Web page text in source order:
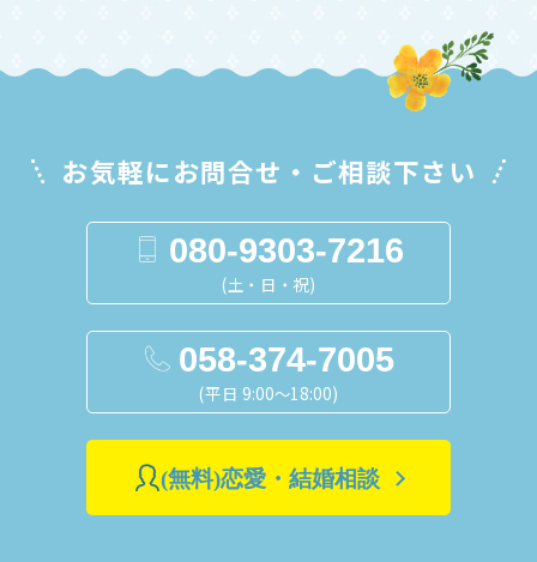
お気軽にお問合せ・ご相談下さい
080-9303-7216
(土・日・祝)
058-374-7005
(平日 9:00～18:00)
(無料)恋愛・結婚相談